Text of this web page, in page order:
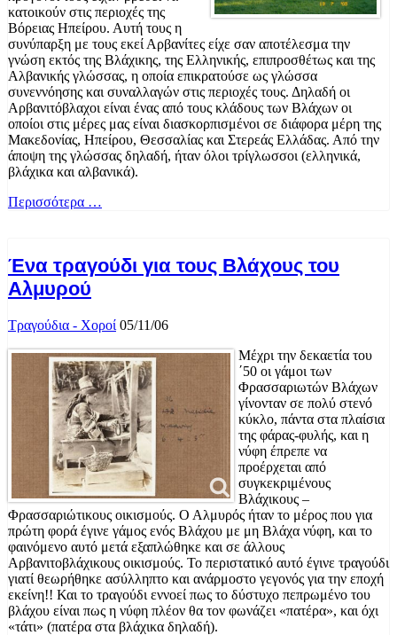
κατοικούν στις περιοχές της
Βόρειας Ηπείρου. Αυτή τους η
συνύπαρξη με τους εκεί Αρβανίτες είχε σαν αποτέλεσμα την
γνώση εκτός της Βλάχικης, της Ελληνικής, επιπροσθέτως και της
Αλβανικής γλώσσας, η οποία επικρατούσε ως γλώσσα
συνεννόησης και συναλλαγών στις περιοχές τους. Δηλαδή οι
Αρβανιτόβλαχοι είναι ένας από τους κλάδους των Βλάχων οι
οποίοι στις μέρες μας είναι διασκορπισμένοι σε διάφορα μέρη της
Μακεδονίας, Ηπείρου, Θεσσαλίας και Στερεάς Ελλάδας. Από την
άποψη της γλώσσας δηλαδή, ήταν όλοι τρίγλωσσοι (ελληνικά,
βλάχικα και αλβανικά).
Περισσότερα …
Ένα τραγούδι για τους Βλάχους του
Αλμυρού
Τραγούδια - Χοροί 05/11/06
Μέχρι την δεκαετία του
΄50 οι γάμοι των
Φρασσαριωτών Βλάχων
γίνονταν σε πολύ στενό
κύκλο, πάντα στα πλαίσια
της φάρας-φυλής, και η
νύφη έπρεπε να
προέρχεται από
συγκεκριμένους
Βλάχικους –
Φρασσαριώτικους οικισμούς. Ο Αλμυρός ήταν το μέρος που για
πρώτη φορά έγινε γάμος ενός Βλάχου με μη Βλάχα νύφη, και το
φαινόμενο αυτό μετά εξαπλώθηκε και σε άλλους
Αρβανιτοβλάχικους οικισμούς. Το περιστατικό αυτό έγινε τραγούδι
γιατί θεωρήθηκε ασύλληπτο και ανάρμοστο γεγονός για την εποχή
εκείνη!! Και το τραγούδι εννοεί πως το δύστυχο πεπρωμένο του
βλάχου είναι πως η νύφη πλέον θα τον φωνάζει «πατέρα», και όχι
«τάτι» (πατέρα στα βλάχικα δηλαδή).